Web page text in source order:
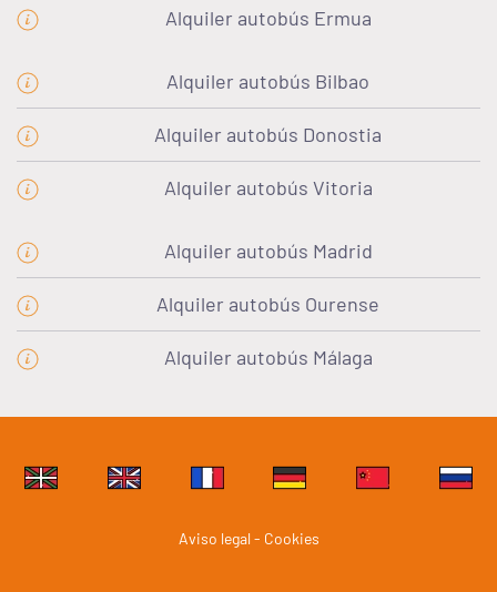
Alquiler autobús Ermua
Alquiler autobús Bilbao
Alquiler autobús Donostia
Alquiler autobús Vitoria
Alquiler autobús Madrid
Alquiler autobús Ourense
Alquiler autobús Málaga
Aviso legal - Cookies